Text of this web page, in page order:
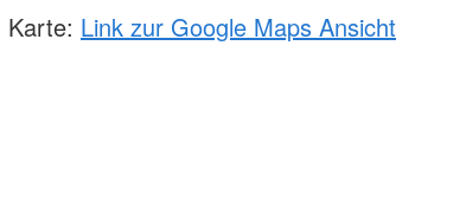
Karte: Link zur Google Maps Ansicht